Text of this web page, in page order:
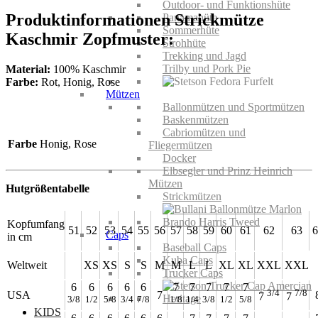
Outdoor- und Funktionshüte
Panamahüte
Sommerhüte
Strohhüte
Trekking und Jagd
Trilby und Pork Pie
Mützen
Ballonmützen und Sportmützen
Baskenmützen
Cabriomützen und
Fliegermützen
Docker
Elbsegler und Prinz Heinrich
Mützen
Strickmützen
Caps
Baseball Caps
Kuba Caps
Trucker Caps
KIDS
Produktinformationen Strickmütze
Kaschmir Zopfmuster:
Material: 100% Kaschmir
Farbe: Rot, Honig, Rose
Farbe Honig, Rose
Hutgrößentabelle
Kopfumfang
in cm
51 52 53 54 55 56 57 58 59 60 61 62 63
Weltweit XS XS S S M M L L XL XL XXL XXL
USA
6
3/8
6
1/2
6
5/8
6
3/4
6
7/8 7
7
1/8
7
1/4
7
3/8
7
1/2
7
5/8 7 3/4 7 7/8